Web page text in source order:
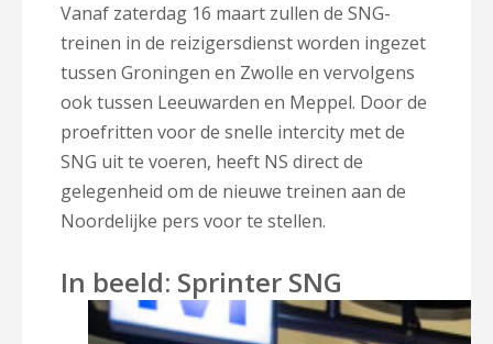
Vanaf zaterdag 16 maart zullen de SNG-
treinen in de reizigersdienst worden ingezet
tussen Groningen en Zwolle en vervolgens
ook tussen Leeuwarden en Meppel. Door de
proefritten voor de snelle intercity met de
SNG uit te voeren, heeft NS direct de
gelegenheid om de nieuwe treinen aan de
Noordelijke pers voor te stellen.
In beeld: Sprinter SNG